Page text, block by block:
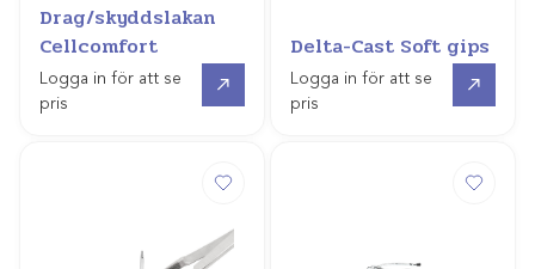
Drag/skyddslakan
Cellcomfort
Logga in för att se
pris
Delta-Cast Soft gips
Logga in för att se
pris